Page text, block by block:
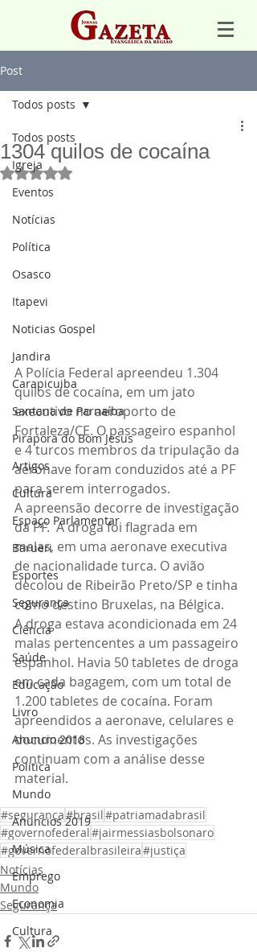
Post
Todos posts
Igreja
Eventos
Notícias
Política
Osasco
Itapevi
Noticias Gospel
Jandira
Carapicuiba
Santana de Parnaíba
Pirapora do Bom Jesus
Artigos
Cultura
Espaço Parlamentar
Barueri
Esportes
Segurança
Ciência
Saúde
Educação
Livro
Anuncio 2018
Politica
Mundo
Anuncios 2019
Música
Emprego
Economia
Cultura
Todos posts
1304 quilos de cocaína
Avaliado com NaN de 5 estrelas.
A Polícia Federal apreendeu 1.304
quilos de cocaína, em um jato
executivo no aeroporto de
Fortaleza/CE. O passageiro espanhol
e 4 turcos membros da tripulação da
aeronave foram conduzidos até a PF
para serem interrogados.
A apreensão decorre de investigação
da PF.  A droga foi flagrada em
malas, em uma aeronave executiva
de nacionalidade turca. O avião
decolou de Ribeirão Preto/SP e tinha
como destino Bruxelas, na Bélgica.
A droga estava acondicionada em 24
malas pertencentes a um passageiro
espanhol. Havia 50 tabletes de droga
em cada bagagem, com um total de
1.200 tabletes de cocaína. Foram
apreendidos a aeronave, celulares e
documentos. As investigações
continuam com a análise desse
material.
#segurança#brasil#patriamadabrasil
#governofederal#jairmessiasbolsonaro
#governofederalbrasileira#justiça
Notícias
Mundo
Segurança